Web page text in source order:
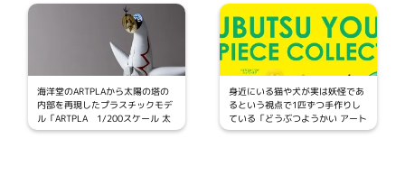
海洋堂のARTPLAから太陽の塔の
内部を再現したプラスチックモデ
ル「ARTPLA 1/200スケール 太
陽の塔」が発売
身近にいる猫や犬が実は妖怪であ
るという視点で1匹ずつ手作りし
ている「どうぶつようかい アート
ピースコレクション」の発売が決